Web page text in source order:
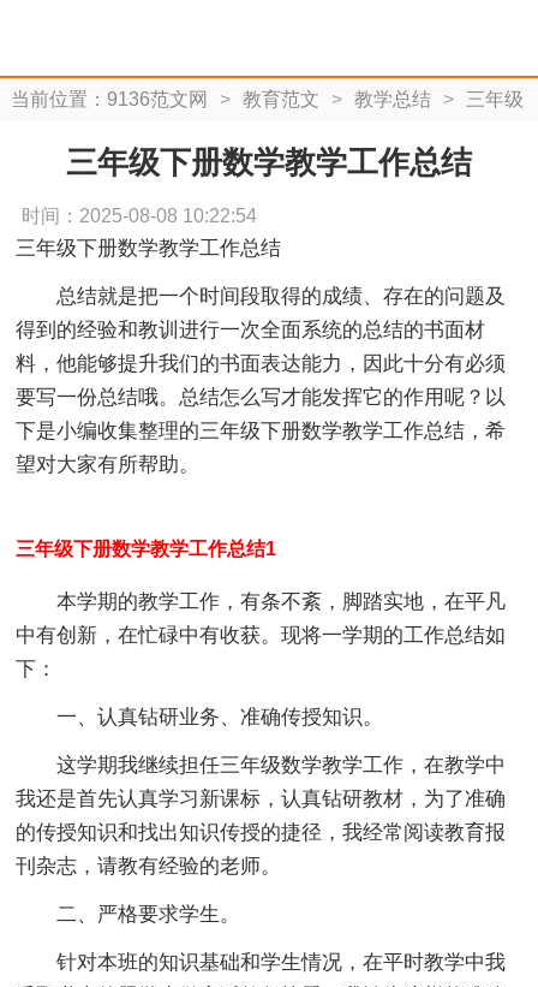
当前位置： 9136范文网 > 教育范文 > 教学总结 > 三年级
下册数学教学工作总结
三年级下册数学教学工作总结
时间：2025-08-08 10:22:54
三年级下册数学教学工作总结
总结就是把一个时间段取得的成绩、存在的问题及
得到的经验和教训进行一次全面系统的总结的书面材
料，他能够提升我们的书面表达能力，因此十分有必须
要写一份总结哦。总结怎么写才能发挥它的作用呢？以
下是小编收集整理的三年级下册数学教学工作总结，希
望对大家有所帮助。
三年级下册数学教学工作总结1
本学期的教学工作，有条不紊，脚踏实地，在平凡
中有创新，在忙碌中有收获。现将一学期的工作总结如
下：
一、认真钻研业务、准确传授知识。
这学期我继续担任三年级数学教学工作，在教学中
我还是首先认真学习新课标，认真钻研教材，为了准确
的传授知识和找出知识传授的捷径，我经常阅读教育报
刊杂志，请教有经验的老师。
二、严格要求学生。
针对本班的知识基础和学生情况，在平时教学中我